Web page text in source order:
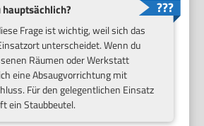
Frage ist wichtig, weil sich das
unterscheidet. Wenn du
Räumen oder Werkstatt
eine Absaugvorrichtung mit
Für den gelegentlichen Einsatz
ein Staubbeutel.